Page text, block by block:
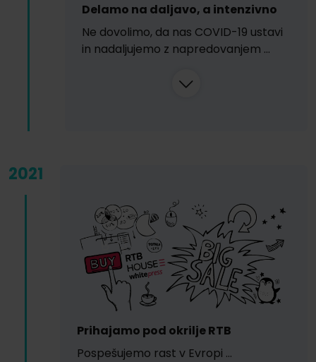
Delamo na daljavo, a intenzivno
Ne dovolimo, da nas COVID-19 ustavi
in ​​nadaljujemo z napredovanjem ...
2021
Prihajamo pod okrilje RTB
Pospešujemo rast v Evropi …